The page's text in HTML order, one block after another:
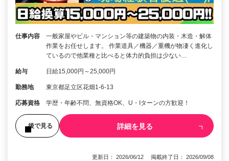
仕事内容
一般家屋やビル・マンション等の建築物の内装・木造・解体
作業をお任せします。 作業道具／機器／重機が物凄く進化し
ているので他業種と比べると体力的負担は少ない…
給与 日給15,000円～25,000円
勤務地 東京都足立区花畑1-6-13
応募資格 学歴・年齢不問、無資格OK、U・Iターンの方歓迎！
後で見る 詳細を見る
更新日： 2026/06/12 掲載終了日： 2026/09/08